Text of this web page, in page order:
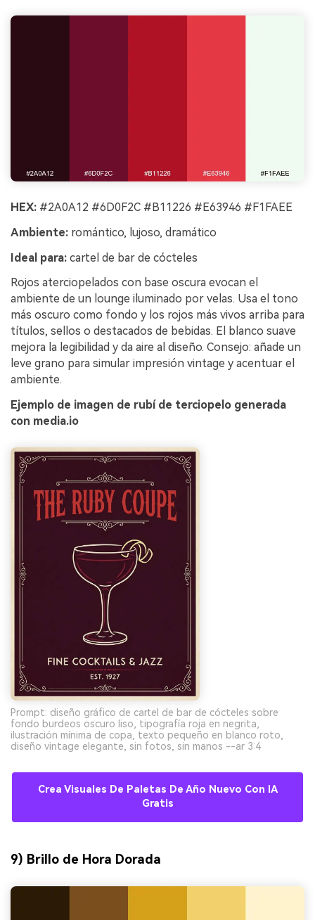
HEX: #2A0A12 #6D0F2C #B11226 #E63946 #F1FAEE
Ambiente: romántico, lujoso, dramático
Ideal para: cartel de bar de cócteles
Rojos aterciopelados con base oscura evocan el
ambiente de un lounge iluminado por velas. Usa el tono
más oscuro como fondo y los rojos más vivos arriba para
títulos, sellos o destacados de bebidas. El blanco suave
mejora la legibilidad y da aire al diseño. Consejo: añade un
leve grano para simular impresión vintage y acentuar el
ambiente.
Ejemplo de imagen de rubí de terciopelo generada
con media.io
Prompt: diseño gráfico de cartel de bar de cócteles sobre
fondo burdeos oscuro liso, tipografía roja en negrita,
ilustración mínima de copa, texto pequeño en blanco roto,
diseño vintage elegante, sin fotos, sin manos --ar 3:4
Crea Visuales De Paletas De Año Nuevo Con IA
Gratis
9) Brillo de Hora Dorada